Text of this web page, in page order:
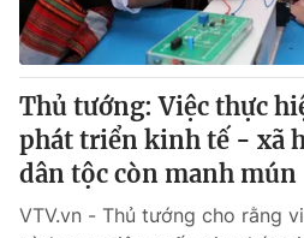
Góc doanh nghiệp
Truyền hình
Phim VTV
Hậu trường
Nhân vật
Khán giả
Giải trí
Điện ảnh
Âm nhạc
Đời sống
Du lịch
Thủ tướng: Việc thực
phát triển kinh tế - xã
dân tộc còn manh mún
VTV.vn - Thủ tướng cho rằng